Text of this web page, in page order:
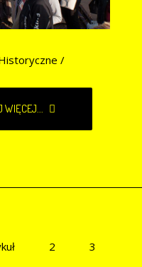
/
WIĘCEJ...
2 3